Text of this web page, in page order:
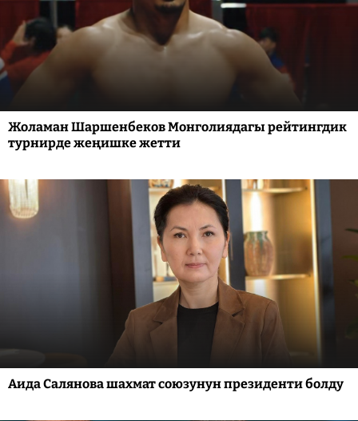
Жоламан Шаршенбеков Монголиядагы рейтингдик
турнирде жеңишке жетти
Аида Салянова шахмат союзунун президенти болду